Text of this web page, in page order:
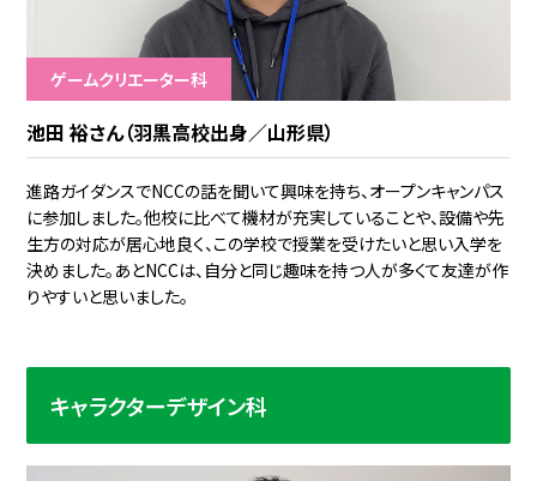
ゲームクリエーター科
池田 裕さん（羽黒高校出身／山形県）
進路ガイダンスでNCCの話を聞いて興味を持ち、オープンキャンパス
に参加しました。他校に比べて機材が充実していることや、設備や先
生方の対応が居心地良く、この学校で授業を受けたいと思い入学を
決めました。あとNCCは、自分と同じ趣味を持つ人が多くて友達が作
りやすいと思いました。
キャラクターデザイン科